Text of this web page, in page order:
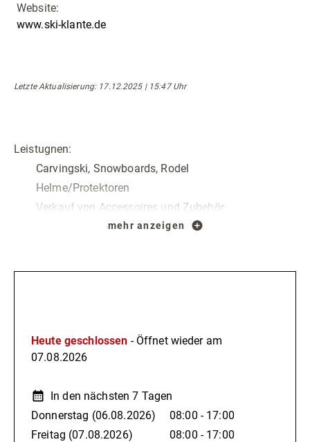
Website:
www.ski-klante.de
Letzte Aktualisierung: 17.12.2025 | 15:47 Uhr
Leistugnen:
Carvingski, Snowboards, Rodel
Helme/Protektoren
Verkauf von Accessoires und Zubehör
Depotschränkemehr anzeigen
Heute geschlossen - Öffnet wieder am
07.08.2026
In den nächsten 7 Tagen
Donnerstag (06.08.2026)
08:00 - 17:00
Freitag (07.08.2026)
08:00 - 17:00